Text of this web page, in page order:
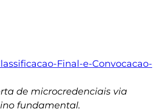
Final-e-Convocacao-
de microcredenciais via
fundamental.